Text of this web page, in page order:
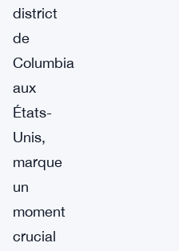
district
de
Columbia
aux
États-
Unis,
marque
un
moment
crucial